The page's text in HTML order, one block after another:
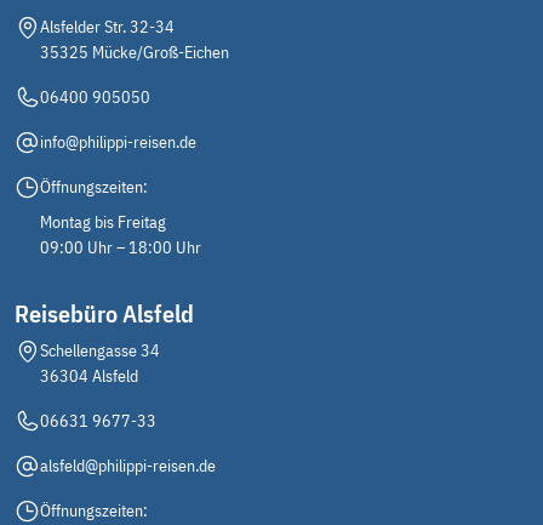
(36)
Flugreise (3)
Saison
Sommer 2026
Winter 2025/2026
Winter 2026/2027
Eigenschaften
Alleinreisende
Nachhaltigkeit
Neu (7)
Alsfelder Str. 32-34
35325 Mücke/Groß-Eichen
06400 905050
info@philippi-reisen.de
Öffnungszeiten:
Montag bis Freitag
09:00 Uhr – 18:00 Uhr
Reisebüro Alsfeld
Schellengasse 34
36304 Alsfeld
06631 9677-33
alsfeld@philippi-reisen.de
Öffnungszeiten: